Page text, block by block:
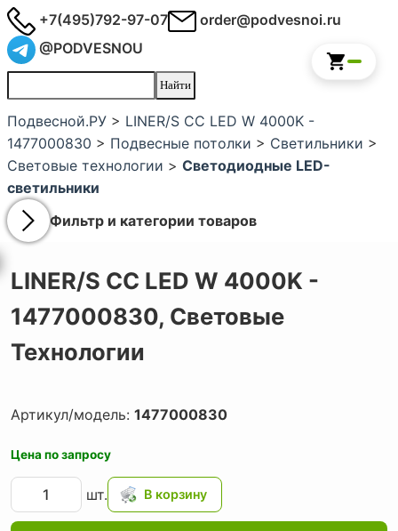
+7(495)792-97-07
order@podvesnoi.ru
@PODVESNOU
Подвесной.РУ > LINER/S СC LED W 4000K -
1477000830 > Подвесные потолки > Светильники >
Световые технологии > Светодиодные LED-
светильники
Фильтр и категории товаров
LINER/S СC LED W 4000K -
1477000830, Световые
Технологии
Артикул/модель: 1477000830
Цена по запросу
шт.